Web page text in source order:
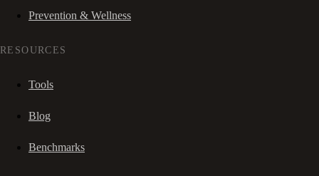
Prevention & Wellness
RESOURCES
Tools
Blog
Benchmarks